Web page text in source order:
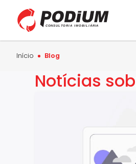
Início Blog
Notícias